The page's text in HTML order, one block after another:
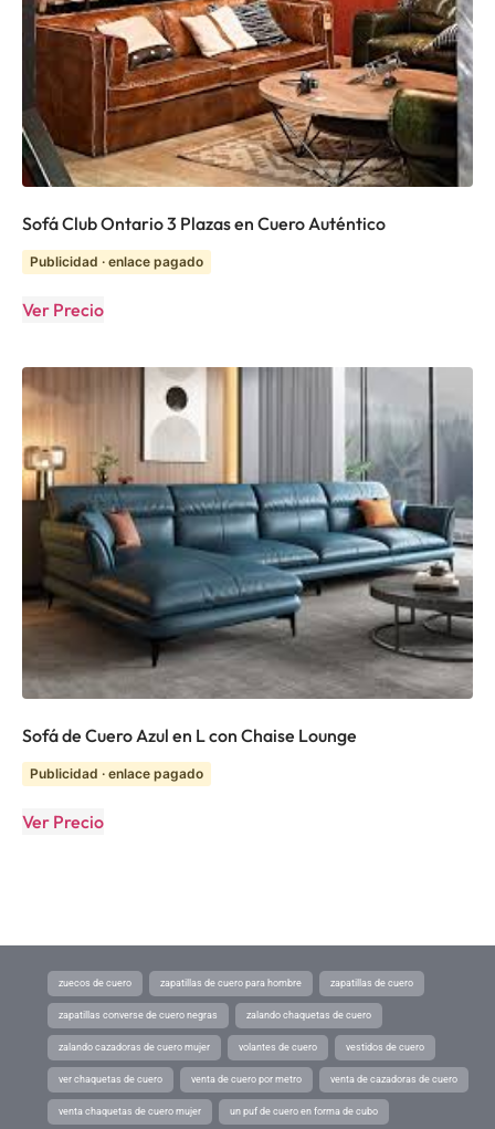
Sofá Club Ontario 3 Plazas en Cuero Auténtico
Publicidad · enlace pagado
Ver Precio
Sofá de Cuero Azul en L con Chaise Lounge
Publicidad · enlace pagado
Ver Precio
zuecos de cuero zapatillas de cuero para hombre zapatillas de cuero
zapatillas converse de cuero negras zalando chaquetas de cuero
zalando cazadoras de cuero mujer volantes de cuero vestidos de cuero
ver chaquetas de cuero venta de cuero por metro venta de cazadoras de cuero
venta chaquetas de cuero mujer un puf de cuero en forma de cubo